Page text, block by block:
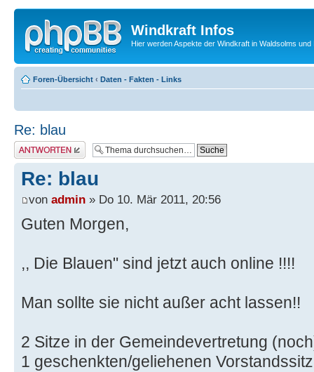
Windkraft Infos
Hier werden Aspekte der Windkraft in Waldsolms
Foren-Übersicht ‹ Daten - Fakten - Links
Re: blau
Antwort erstellen
Re: blau
von admin » Do 10. Mär 2011, 20:56
Guten Morgen,
,, Die Blauen" sind jetzt auch online !!!!
Man sollte sie nicht außer acht lassen!!
2 Sitze in der Gemeindevertretung
1 geschenkten/geliehenen